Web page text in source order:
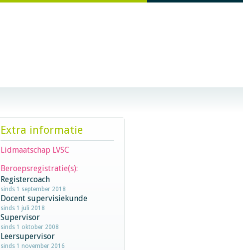
Extra informatie
Lidmaatschap LVSC
Beroepsregistratie(s):
Registercoach
sinds 1 september 2018
Docent supervisiekunde
sinds 1 juli 2018
Supervisor
sinds 1 oktober 2008
Leersupervisor
sinds 1 november 2016